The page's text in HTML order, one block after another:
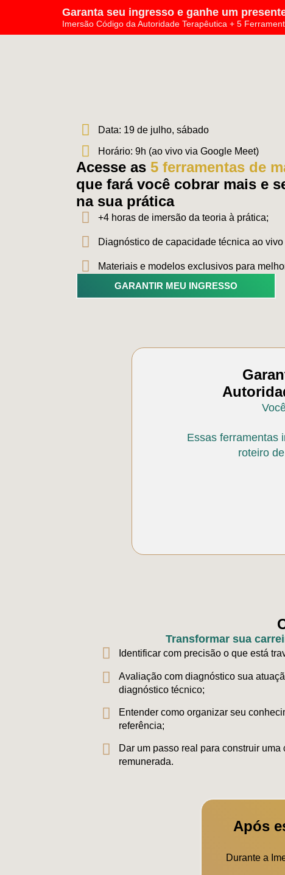
Garanta seu ingresso e ganhe um
Imersão Código da Autoridade Terapêutica + 5
Data: 19 de julho, sábado
Horário: 9h (ao vivo via Google Meet)
Acesse as 5 ferramentas de
que fará você cobrar mais e
na sua prática
+4 horas de imersão da teoria à prática;
Diagnóstico de capacidade técnica ao vivo
Materiais e modelos exclusivos para
GARANTIR MEU INGRESSO
Essas ferramentas
roteiro
Transformar sua
Identificar com precisão o que está
Avaliação com diagnóstico sua
diagnóstico técnico;
Entender como organizar seu
referência;
Dar um passo real para construir
remunerada.
Após
Durante a